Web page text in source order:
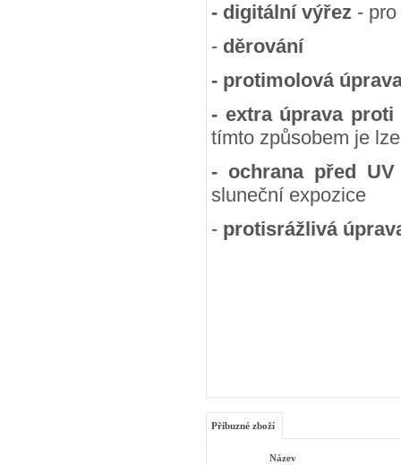
- digitální výřez -
- děrování
- protimolová
- extra úprava
tímto způsobem je
- ochrana před
sluneční expozice
- protisrážlivá
Příbuzné zboží
Název